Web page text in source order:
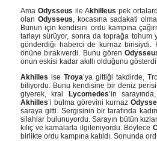
AmaOdysseus ile Akhilleus pek
olan Odysseus, kocasına sadakati
Bunun için kendisini ordu kampına
tarlayı sürüyor, sonra da toprağa
gönderdiği haberci de kurnaz birisiydi.
önüne bırakıverdi. Bunu gören
onun eskisi kadar akıllı olduğunu
Akhilles ise Troya’ya gittiği takdirde,
biliyordu. Bunu kendisine bir deniz
giyerek, kral
Lycomedes’in
Akhilles’i bulma görevini kurnaz
saraya gitti. Sergisinin bir tarafında
silahlar bulunuyordu. Sarayın bütün
kılıç ve kamalarla ilgileniyordu. Böylece
birlikte ordu kampına katıldı. Sonunda